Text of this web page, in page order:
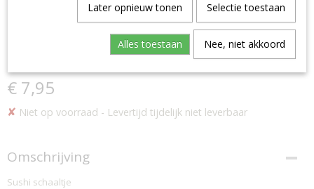
SUSHI SCHAALTJE
€ 7,95
✘ Niet op voorraad - Levertijd tijdelijk niet leverbaar
Omschrijving
Sushi schaaltje
Later opnieuw tonen Selectie toestaan
Alles toestaan Nee, niet akkoord